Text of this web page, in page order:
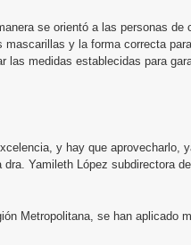
se orientó a las personas de
mascarillas y la forma correcta
las medidas establecidas para
y hay que aprovecharlo,
Yamileth López subdirectora
Metropolitana, se han aplicado